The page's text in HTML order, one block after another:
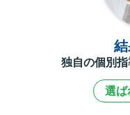
結
独自の個別
選